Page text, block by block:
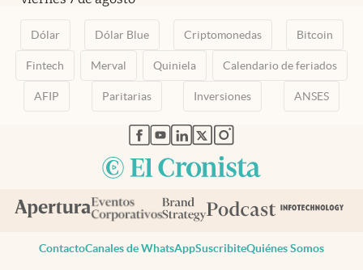
Dólar Dólar Blue Criptomonedas Bitcoin
Fintech Merval Quiniela Calendario de feriados
AFIP Paritarias Inversiones ANSES
abre en nueva pestaña
abre en nueva pestaña
abre en nueva pestaña
abre en nueva pestaña
abre en nueva pestaña
ContactoCanales de WhatsAppSuscribiteQuiénes Somos